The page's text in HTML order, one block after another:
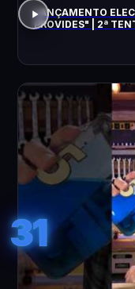
LANÇAMENTO
PROVIDES" | 2ª
31